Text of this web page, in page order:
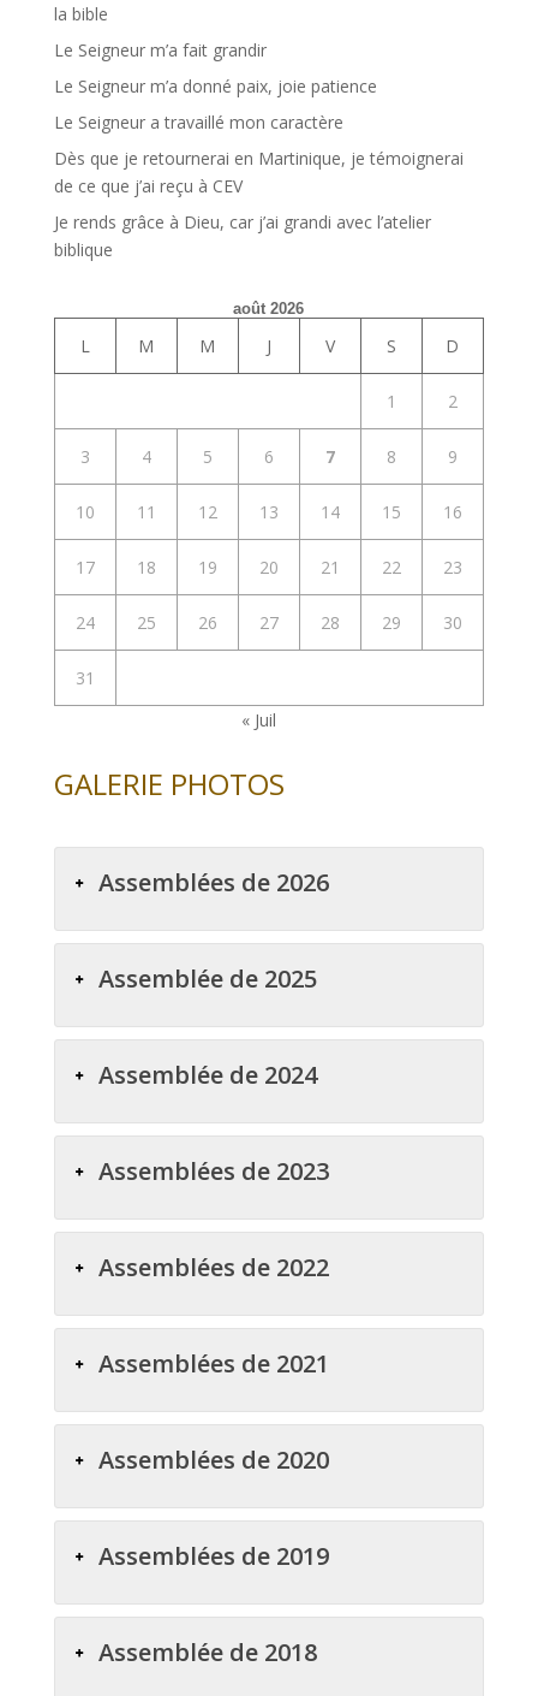
la bible
Le Seigneur m’a fait grandir
Le Seigneur m’a donné paix, joie patience
Le Seigneur a travaillé mon caractère
Dès que je retournerai en Martinique, je témoignerai
de ce que j’ai reçu à CEV
Je rends grâce à Dieu, car j’ai grandi avec l’atelier
biblique
août 2026
L M M J V S D
1 2
3 4 5 6 7 8 9
10 11 12 13 14 15 16
17 18 19 20 21 22 23
24 25 26 27 28 29 30
31
« Juil
GALERIE PHOTOS
Assemblées de 2026
Assemblée de 2025
Assemblée de 2024
Assemblées de 2023
Assemblées de 2022
Assemblées de 2021
Assemblées de 2020
Assemblées de 2019
Assemblée de 2018